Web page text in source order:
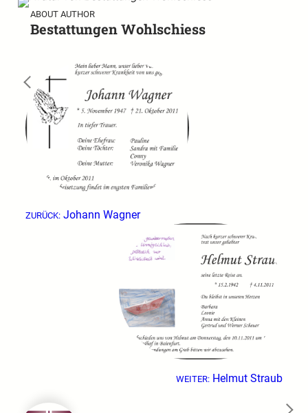
ABOUT AUTHOR
Bestattungen Wohlschiess
←
ZURÜCK: Johann Wagner
WEITER: Helmut Straub
→